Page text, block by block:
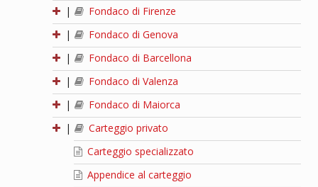
|
Fondaco di Firenze
|
Fondaco di Genova
|
Fondaco di Barcellona
|
Fondaco di Valenza
|
Fondaco di Maiorca
|
Carteggio privato
Carteggio specializzato
Appendice al carteggio